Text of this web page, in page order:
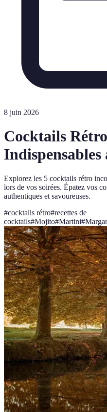
8 juin 2026
Cocktails
Explorez les 5 cocktails rétro
lors de vos soirées. Épatez vos
authentiques et savoureuses.
#cocktails rétro#recettes de
cocktails#Mojito#Martini#